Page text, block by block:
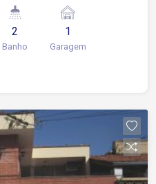
à lavanderia 1 vaga
bem distribuídos,
no dia a dia
da Avenida General
5 a 10 minutos do
acesso à Rodovia
de 10 minutos Região
2
Banho
1
Garagem